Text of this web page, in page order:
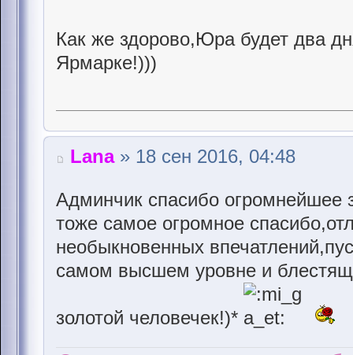
Как же здорово,Юра будет два
Ярмарке!)))
Lana» 18 сен 2016, 04:48
Админчик спасибо огромнейшее
тоже самое огромное
необыкновенных
самом высшем уровне и
золотой человечек!)*